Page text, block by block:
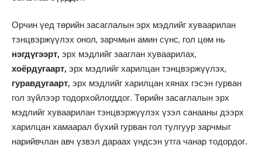
Орчин үед төрийн засаглалын эрх мэдлийг хуваарилан
тэнцвэржүүлэх онол, зарчмын амин сүнс, гол цөм нь
нэгдүгээрт, эрх мэдлийг зааглан хуваарилах,
хоёрдугаарт, эрх мэдлийг харилцан тэнцвэржүүлэх,
гуравдугаарт, эрх мэдлийг харилцан хянах гэсэн гурван
гол зүйлээр тодорхойлогддог. Төрийн засаглалын эрх
мэдлийг хуваарилан тэнцвэржүүлэх үзэл санааны дээрх
харилцан хамаарал бүхий гурван гол тулгуур зарчмыг
нарийвчлан авч үзвэл дараах үндсэн утга чанар тодордог.